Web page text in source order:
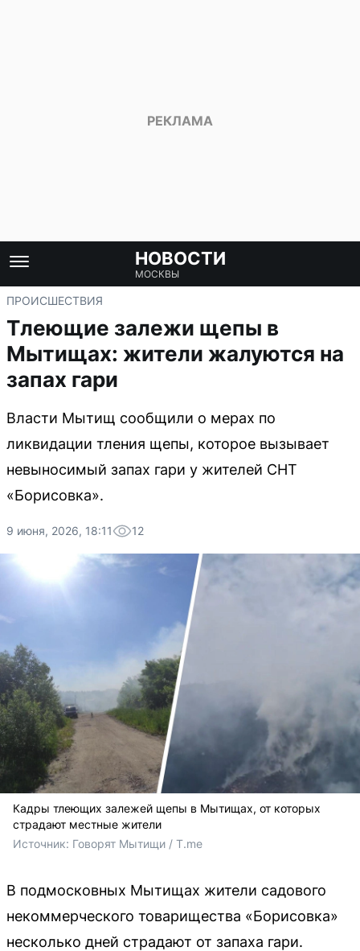
НОВОСТИ
МОСКВЫ
ПРОИСШЕСТВИЯ
Тлеющие залежи щепы в
Мытищах: жители жалуются на
запах гари
Власти Мытищ сообщили о мерах по
ликвидации тления щепы, которое вызывает
невыносимый запах гари у жителей СНТ
«Борисовка».
9 июня, 2026, 18:11 12
Кадры тлеющих залежей щепы в Мытищах, от которых
страдают местные жители
Источник: Говорят Мытищи / T.me
В подмосковных Мытищах жители садового
некоммерческого товарищества «Борисовка»
несколько дней страдают от запаха гари.